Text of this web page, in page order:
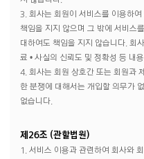
3. 회사는 회원이 서비스를 이용하
책임을 지지 않으며 그 밖에 서비스
대하여도 책임을 지지 않습니다. 회
료 • 사실의 신뢰도 및 정확성 등 내
4. 회사는 회원 상호간 또는 회원과
한 분쟁에 대해서는 개입할 의무가
없습니다.
제26조 (관할법원)
1. 서비스 이용과 관련하여 회사와